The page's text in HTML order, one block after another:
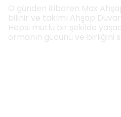
O günden itibaren Max
bilinir ve takımı Ahşap
Hepsi mutlu bir şekilde
ormanın gücünü ve birliğini